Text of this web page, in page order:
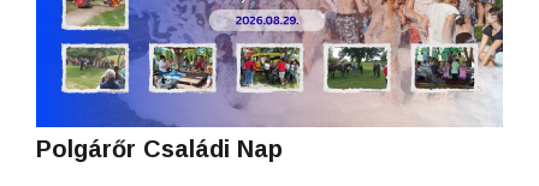
Polgárőr Családi Nap